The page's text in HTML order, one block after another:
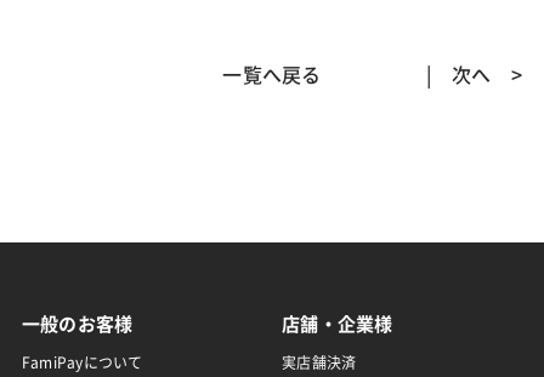
一覧へ戻る 次へ >
一般のお客様
FamiPayについて
店舗・企業様
実店舗決済